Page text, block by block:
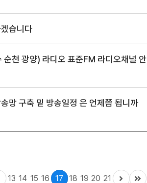
습니다
천 광양) 라디오 표준FM 라디오채널 안
망 구축 밑 방송일정 은 언제쯤 됩니까
13 14 15 16 17 18 19 20 21